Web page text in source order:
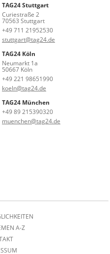
TAG24 Stuttgart
Curiestraße 2
70563 Stuttgart
+49 711 21952530
stuttgart@tag24.de
TAG24 Köln
Neumarkt 1a
50667 Köln
+49 221 98651990
koeln@tag24.de
TAG24 München
+49 89 215390320
muenchen@tag24.de
A-Z